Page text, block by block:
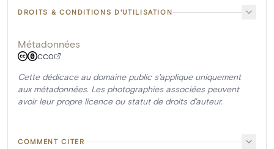
DROITS & CONDITIONS D'UTILISATION
Métadonnées
CC0
Cette dédicace au domaine public s'applique uniquement
aux métadonnées. Les photographies associées peuvent
avoir leur propre licence ou statut de droits d'auteur.
COMMENT CITER